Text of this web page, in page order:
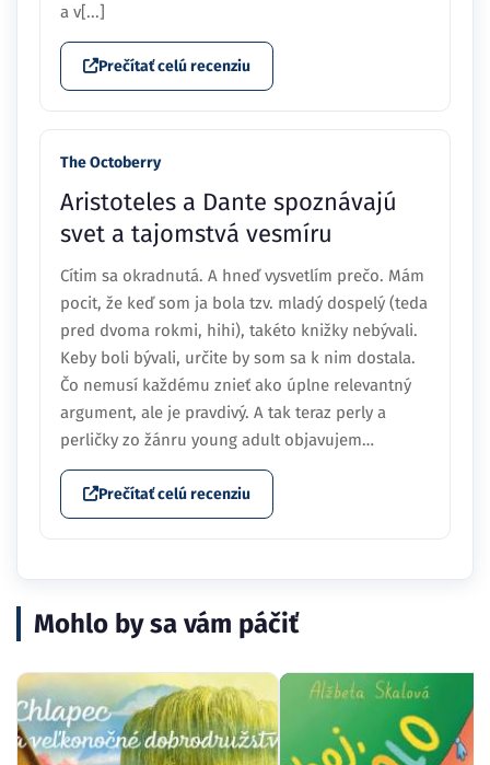
a v[...]
Prečítať celú recenziu
The Octoberry
Aristoteles a Dante spoznávajú
svet a tajomstvá vesmíru
Cítim sa okradnutá. A hneď vysvetlím prečo. Mám
pocit, že keď som ja bola tzv. mladý dospelý (teda
pred dvoma rokmi, hihi), takéto knižky nebývali.
Keby boli bývali, určite by som sa k nim dostala.
Čo nemusí každému znieť ako úplne relevantný
argument, ale je pravdivý. A tak teraz perly a
perličky zo žánru young adult objavujem…
Prečítať celú recenziu
Mohlo by sa vám páčiť